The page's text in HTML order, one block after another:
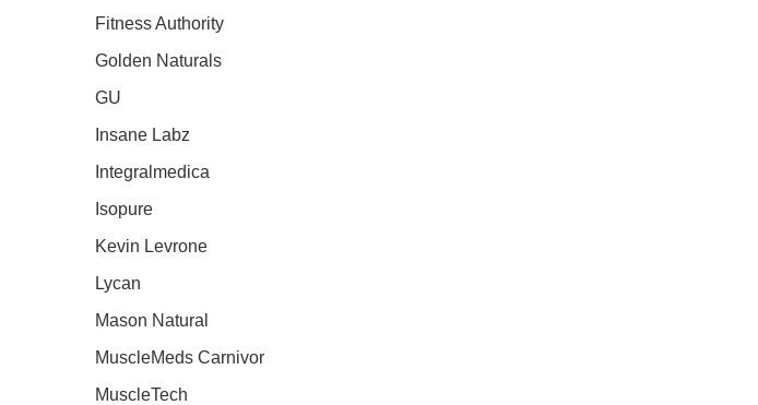
Fitness Authority
Golden Naturals
GU
Insane Labz
Integralmedica
Isopure
Kevin Levrone
Lycan
Mason Natural
MuscleMeds Carnivor
MuscleTech